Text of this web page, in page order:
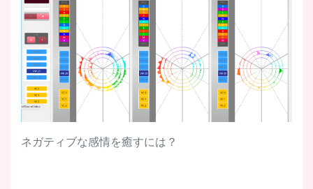
ネガティブな感情を癒すには？